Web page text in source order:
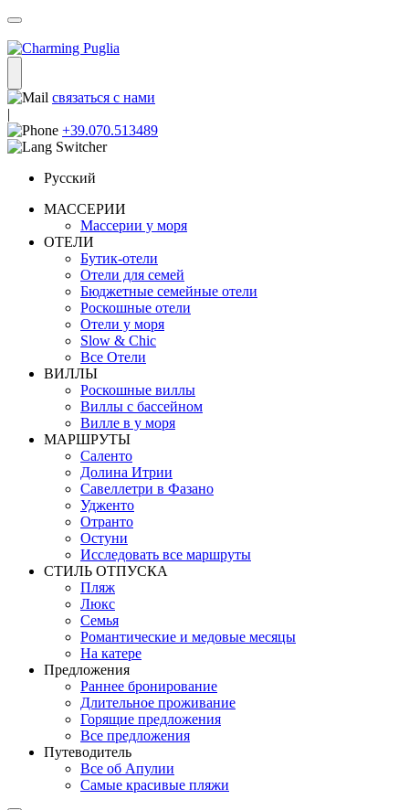
связаться с нами
|
+39.070.513489
Русский
МАССЕРИИ
Массерии у моря
ОТЕЛИ
Бутик-отели
Отели для семей
Бюджетные семейные отели
Роскошные отели
Отели у моря
Slow & Chic
Все Отели
ВИЛЛЫ
Роскошные виллы
Виллы с бассейном
Вилле в у моря
MАРШРУТЫ
Саленто
Долина Итрии
Савеллетри в Фазано
Удженто
Отранто
Остуни
Исследовать все маршруты
СТИЛЬ OТПУСКА
Пляж
Люкс
Семья
Романтические и медовые месяцы
На катере
Предложения
Раннее бронирование
Длительное проживание
Горящие предложения
Все предложения
Путеводитель
Все об Апулии
Самые красивые пляжи